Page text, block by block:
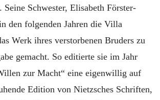
Schwester, Elisabeth Förster-
den folgenden Jahren die Villa
Werk ihres verstorbenen Bruders zu
gemacht. So editierte sie im Jahr
zur Macht“ eine eigenwillig auf
Edition von Nietzsches Schriften,